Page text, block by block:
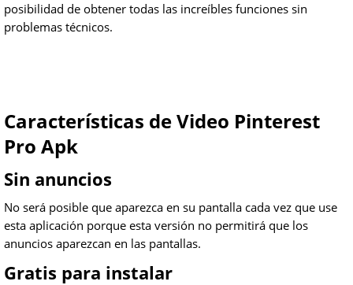
posibilidad de obtener todas las increíbles funciones sin
problemas técnicos.
Características de Video Pinterest
Pro Apk
Sin anuncios
No será posible que aparezca en su pantalla cada vez que use
esta aplicación porque esta versión no permitirá que los
anuncios aparezcan en las pantallas.
Gratis para instalar